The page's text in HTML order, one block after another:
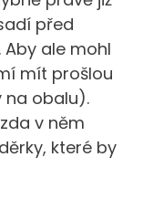
před
ale mohl
mít prošlou
na obalu).
v něm
které by